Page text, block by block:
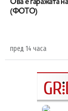
Ова е гаражата
(ФОТО)
пред 14 часа